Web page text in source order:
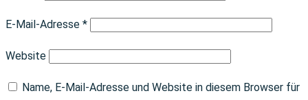
E-Mail-Adresse *
Website
Name, E-Mail-Adresse und Website in diesem Browser für